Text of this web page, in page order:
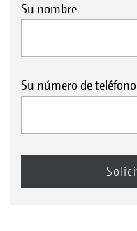
Su nombre
Su número de teléfono